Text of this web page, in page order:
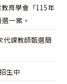
育學會「115年
一案。
代課教師甄選簡
生中